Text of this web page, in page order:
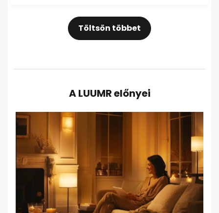
Töltsön többet
A LUUMR előnyei